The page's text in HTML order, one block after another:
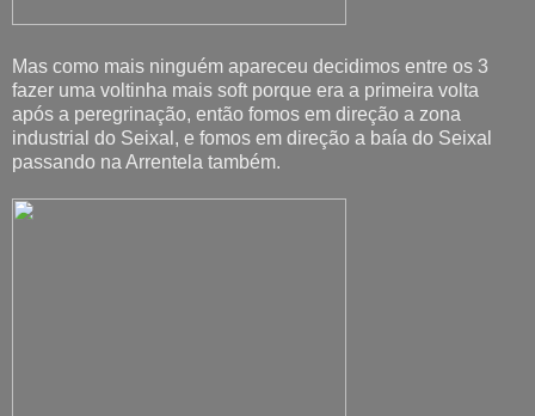
Mas como mais ninguém apareceu decidimos entre os 3
fazer uma voltinha mais soft porque era a primeira volta
após a peregrinação, então fomos em direção a zona
industrial do Seixal, e fomos em direção a baía do Seixal
passando na Arrentela também.